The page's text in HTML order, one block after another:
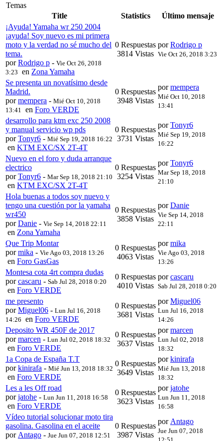
Temas
Title
Statistics
Último mensaje
¡Ayuda! Yamaha wr 250 2004
¡ayuda! Soy nuevo es mi primera
moto y la verdad no sé mucho del
tema.
porRodrigo p - Vie Oct 26, 2018
3:23 en Zona Yamaha
0 Respuestas
3814 Vistas
porRodrigo p
Vie Oct 26, 2018 3:23
Se presenta un novatísimo desde
Madrid.
pormempera - Mié Oct 10, 2018
13:41
en Foro VERDE
0 Respuestas
3948 Vistas
pormempera
Mié Oct 10, 2018
13:41
desarrollo para ktm exc 250 2008
y manual servicio wp pds
porTonyr6 - Mié Sep 19, 2018 16:22
en KTM EXC/SX 2T-4T
0 Respuestas
3731 Vistas
porTonyr6
Mié Sep 19, 2018
16:22
Nuevo en el foro y duda arranque
electrico
porTonyr6 - Mar Sep 18, 2018 21:10
en KTM EXC/SX 2T-4T
0 Respuestas
3254 Vistas
porTonyr6
Mar Sep 18, 2018
21:10
Hola buenas a todos soy nuevo y
tengo una cuestión por la yamaha
wr450
porDanie - Vie Sep 14, 2018 22:11
en Zona Yamaha
0 Respuestas
3858 Vistas
porDanie
Vie Sep 14, 2018
22:11
Que Trip Montar
pormika - Vie Ago 03, 2018 13:26
en Foro GasGas
0 Respuestas
4063 Vistas
pormika
Vie Ago 03, 2018
13:26
Montesa cota 4rt compra dudas
porcascaru - Sab Jul 28, 2018 0:20
en Foro VERDE
0 Respuestas
4010 Vistas
porcascaru
Sab Jul 28, 2018 0:20
me presento
porMiguel06 - Lun Jul 16, 2018
14:26 en Foro VERDE
0 Respuestas
3681 Vistas
porMiguel06
Lun Jul 16, 2018
14:26
Deposito WR 450F de 2017
pormarcen - Lun Jul 02, 2018 18:32
en Foro VERDE
0 Respuestas
3637 Vistas
pormarcen
Lun Jul 02, 2018
18:32
1a Copa de España T.T
porkinirafa - Mié Jun 13, 2018 18:32
en Foro VERDE
0 Respuestas
3649 Vistas
porkinirafa
Mié Jun 13, 2018
18:32
Les a les Off road
porjatohe - Lun Jun 11, 2018 16:58
en Foro VERDE
0 Respuestas
3623 Vistas
porjatohe
Lun Jun 11, 2018
16:58
Vídeo tutorial solucionar moto tira
gasolina. Gasolina en el aceite
por Antago - Jue Jun 07, 2018 12:51
0 Respuestas
3987 Vistas
por Antago
Jue Jun 07, 2018